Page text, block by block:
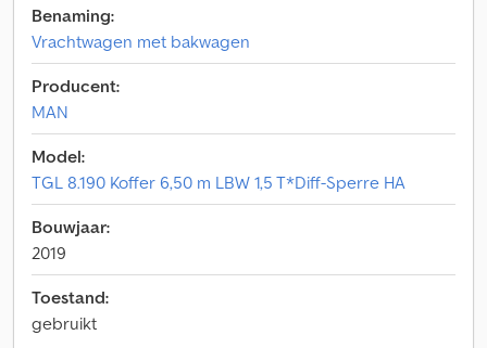
Benaming:
Vrachtwagen met bakwagen
Producent:
MAN
Model:
TGL 8.190 Koffer 6,50 m LBW 1,5 T*Diff-Sperre HA
Bouwjaar:
2019
Toestand:
gebruikt